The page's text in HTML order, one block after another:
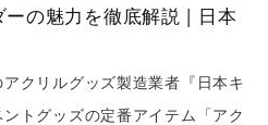
の魅力を徹底解説 | 日本
クリルグッズ製造業者『日本キ
トグッズの定番アイテム「アク